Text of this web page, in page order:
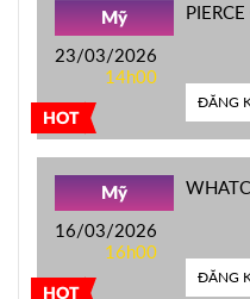
HOT
Mỹ
23/03/2026
14h00
ĐĂNG
HOT
Mỹ
16/03/2026
16h00
ĐĂNG